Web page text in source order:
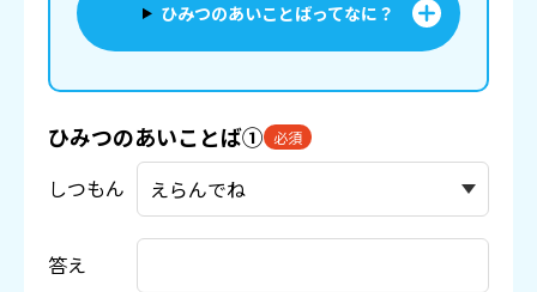
ひみつのあいことばってなに？
ひみつのあいことば① 必須
しつもん
答え